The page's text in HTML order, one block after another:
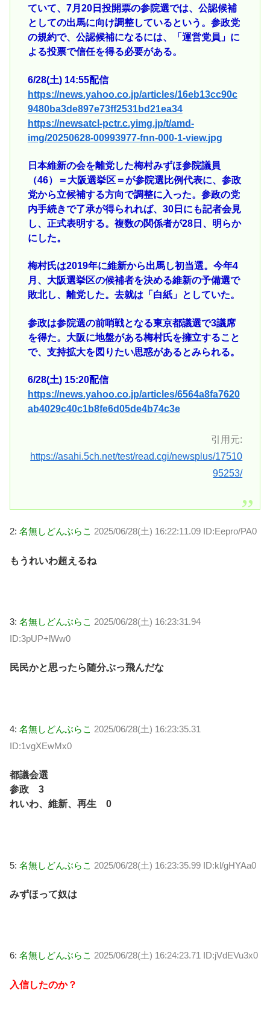
ていて、7月20日投開票の参院選では、公認候補
としての出馬に向け調整しているという。参政党
の規約で、公認候補になるには、「運営党員」に
よる投票で信任を得る必要がある。
6/28(土) 14:55配信
https://news.yahoo.co.jp/articles/16eb13cc90c
9480ba3de897e73ff2531bd21ea34
https://newsatcl-pctr.c.yimg.jp/t/amd-
img/20250628-00993977-fnn-000-1-view.jpg
日本維新の会を離党した梅村みずほ参院議員
（46）＝大阪選挙区＝が参院選比例代表に、参政
党から立候補する方向で調整に入った。参政の党
内手続きで了承が得られれば、30日にも記者会見
し、正式表明する。複数の関係者が28日、明らか
にした。
梅村氏は2019年に維新から出馬し初当選。今年4
月、大阪選挙区の候補者を決める維新の予備選で
敗北し、離党した。去就は「白紙」としていた。
参政は参院選の前哨戦となる東京都議選で3議席
を得た。大阪に地盤がある梅村氏を擁立すること
で、支持拡大を図りたい思惑があるとみられる。
6/28(土) 15:20配信
https://news.yahoo.co.jp/articles/6564a8fa7620
ab4029c40c1b8fe6d05de4b74c3e
引用元:
https://asahi.5ch.net/test/read.cgi/newsplus/17510
95253/
2: 名無しどんぶらこ 2025/06/28(土) 16:22:11.09 ID:Eepro/PA0
もうれいわ超えるね
3: 名無しどんぶらこ 2025/06/28(土) 16:23:31.94
ID:3pUP+lWw0
民民かと思ったら随分ぶっ飛んだな
4: 名無しどんぶらこ 2025/06/28(土) 16:23:35.31
ID:1vgXEwMx0
都議会選
参政 3
れいわ、維新、再生 0
5: 名無しどんぶらこ 2025/06/28(土) 16:23:35.99 ID:kl/gHYAa0
みずほって奴は
6: 名無しどんぶらこ 2025/06/28(土) 16:24:23.71 ID:jVdEVu3x0
入信したのか？